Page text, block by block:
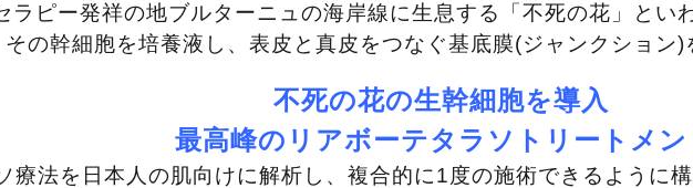
ラピー発祥の地ブルターニュの海岸線に生息する「不死の花」とい
その幹細胞を培養液し、表皮と真皮をつなぐ基底膜(ジャンクション)
不死の花の生幹細胞を導入
最高峰のリアボーテタラソトリートメン
療法を日本人の肌向けに解析し、複合的に1度の施術できるように